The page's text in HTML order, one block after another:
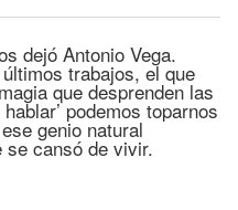
dejó Antonio Vega.
trabajos, el que
que desprenden las
podemos toparnos
genio natural
se cansó de vivir.